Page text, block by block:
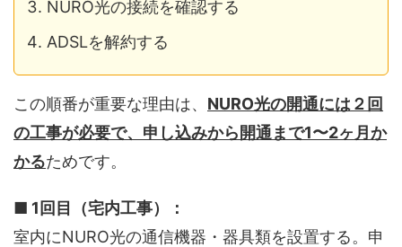
NURO光の接続を確認する
ADSLを解約する
この順番が重要な理由は、 NURO光の開通には２回
の工事が必要で、申し込みから開通まで1〜2ヶ月か
かるためです。
■ 1回目（宅内工事）：
室内にNURO光の通信機器・器具類を設置する。申